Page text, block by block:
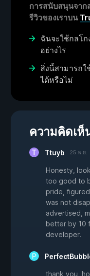
การสนับสนุนจาก
รีวิวของเราบน
ฉันจะใช้กลโก
อย่างไร
สิ่งนี้สามารถใ
ได้หรือไม่
ความคิดเห็
Ttuyb 25 พ.ย.
Honesty,
too good to
pride,
was not
advertised,
better by 10
developer.
thank you,